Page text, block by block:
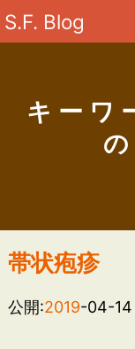
S.F. Blog
キーワ
帯状疱疹
公開:2019-04-14